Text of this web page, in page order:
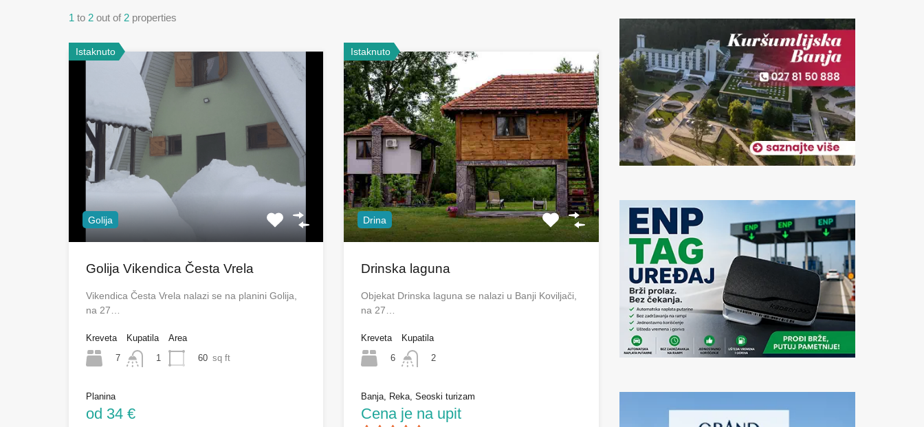
1 to 2 out of 2 properties
Istaknuto
Golija
Golija Vikendica Česta Vrela
Vikendica Česta Vrela nalazi se na planini Golija,
na 27…
Kreveta
7
Kupatila
1
Area
60 sq ft
Planina
od 34 €
Istaknuto
Drina
Drinska laguna
Objekat Drinska laguna se nalazi u Banji Koviljači,
na 27…
Kreveta
6
Kupatila
2
Banja, Reka, Seoski turizam
Cena je na upit